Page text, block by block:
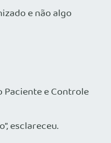
e não algo
Paciente e Controle
esclareceu.